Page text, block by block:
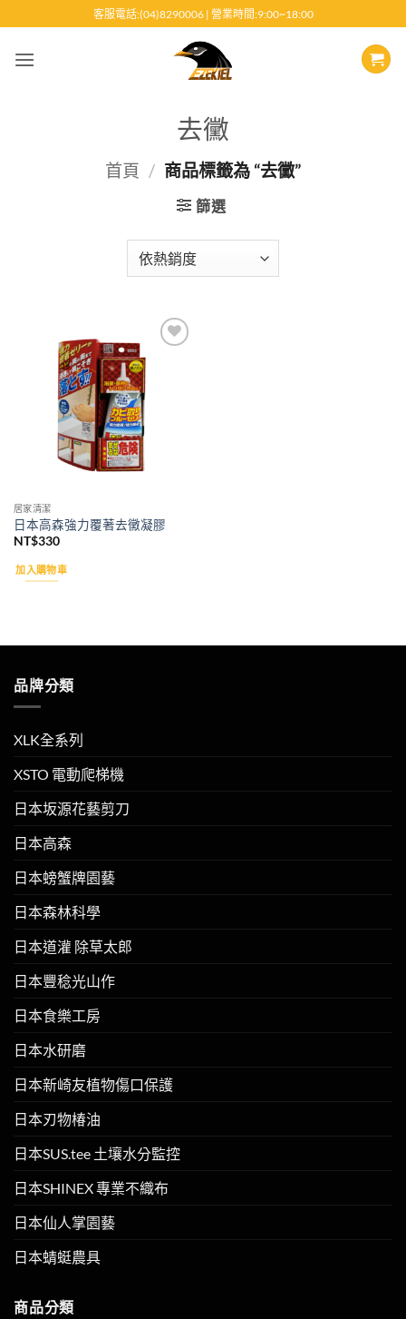
至
客服電話:(04)8290006 | 營業時間:9:00~18:00
去黴
首頁 / 商品標籤為 “去黴”
篩選
居家清潔
日本高森強力覆著去黴凝膠
NT$330
加入購物車
品牌分類
XLK全系列
XSTO 電動爬梯機
日本坂源花藝剪刀
日本高森
日本螃蟹牌園藝
日本森林科學
日本道灌 除草太郎
日本豐稔光山作
日本食樂工房
日本水研磨
日本新崎友植物傷口保護
日本刃物椿油
日本SUS.tee 土壤水分監控
日本SHINEX 專業不織布
日本仙人掌園藝
日本蜻蜓農具
商品分類